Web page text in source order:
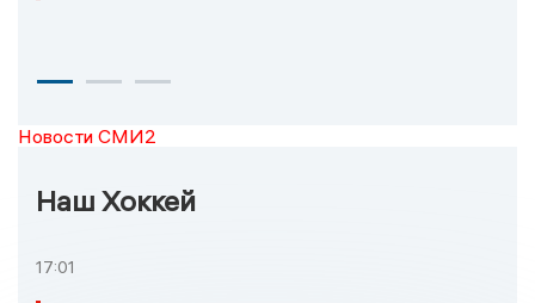
Новости СМИ2
Наш Хоккей
17:01